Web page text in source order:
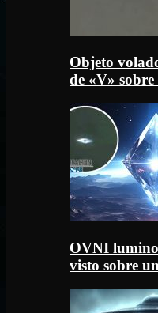
Objeto
de «V» sobre
OVNI
visto sobre